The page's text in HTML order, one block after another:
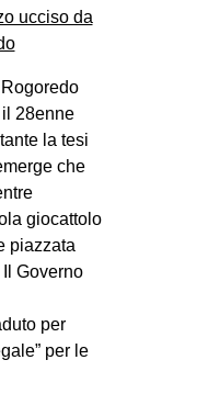
28enne
la tesi
che
giocattolo
piazzata
Governo
per
per le